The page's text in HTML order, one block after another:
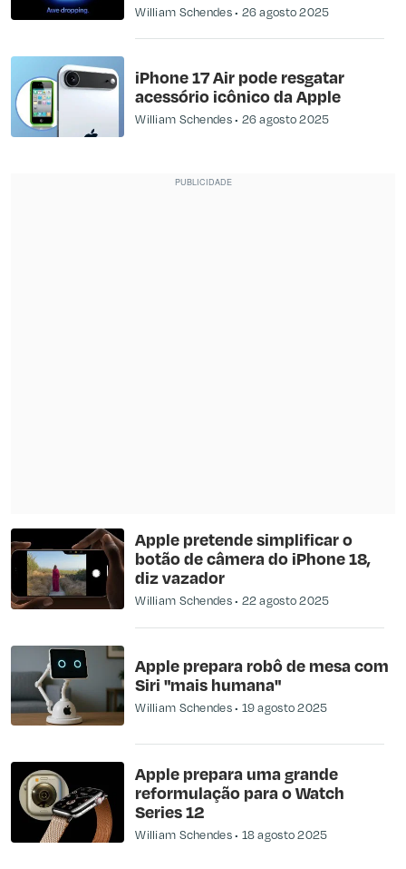
William Schendes 26 agosto 2025
iPhone 17 Air pode resgatar
acessório icônico da Apple
William Schendes 26 agosto 2025
Apple pretende simplificar o
botão de câmera do iPhone 18,
diz vazador
William Schendes 22 agosto 2025
Apple prepara robô de mesa com
Siri "mais humana"
William Schendes 19 agosto 2025
Apple prepara uma grande
reformulação para o Watch
Series 12
William Schendes 18 agosto 2025